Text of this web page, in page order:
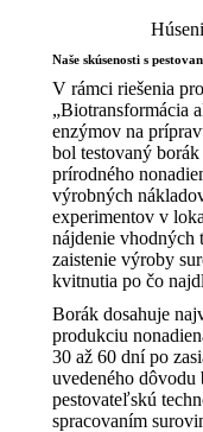
Naše skúsenosti s
V rámci riešenia
„Biotransformácia
enzýmov na
bol testovaný
prírodného
výrobných
experimentov v
nájdenie vhodných
zaistenie výroby
kvitnutia po čo
Borák dosahuje
produkciu
30 až 60 dní po
uvedeného
pestovateľskú
spracovaním